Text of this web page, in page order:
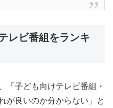
レビ番組をランキ
「子ども向けテレビ番組・
が良いのか分からない」と